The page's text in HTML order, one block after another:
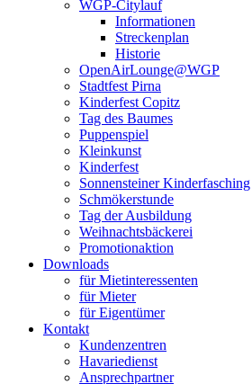
WGP-Citylauf
Informationen
Streckenplan
Historie
OpenAirLounge@WGP
Stadtfest Pirna
Kinderfest Copitz
Tag des Baumes
Puppenspiel
Kleinkunst
Kinderfest
Sonnensteiner Kinderfasching
Schmökerstunde
Tag der Ausbildung
Weihnachtsbäckerei
Promotionaktion
Downloads
für Mietinteressenten
für Mieter
für Eigentümer
Kontakt
Kundenzentren
Havariedienst
Ansprechpartner